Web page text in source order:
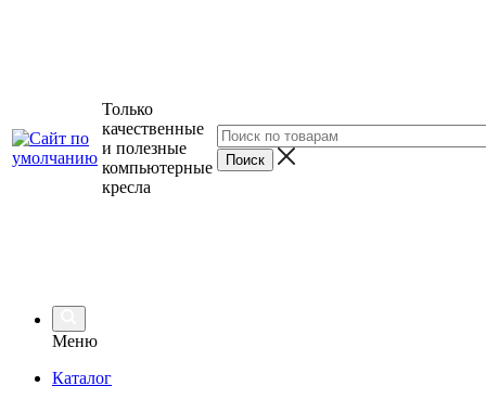
Только
качественные
и полезные
компьютерные
кресла
Меню
Каталог